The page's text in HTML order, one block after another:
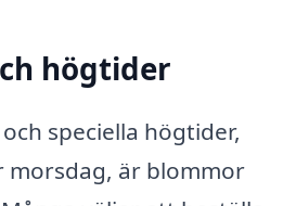
högtider
speciella högtider,
morsdag, är blommor